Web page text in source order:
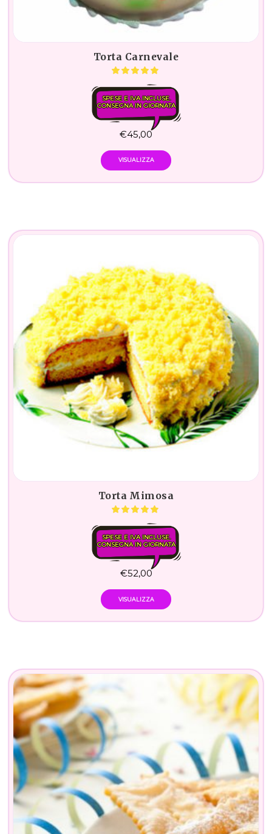
Torta Carnevale
SPESE E IVA INCLUSE.
CONSEGNA IN GIORNATA
€45,00
VISUALIZZA
Torta Mimosa
SPESE E IVA INCLUSE.
CONSEGNA IN GIORNATA
€52,00
VISUALIZZA